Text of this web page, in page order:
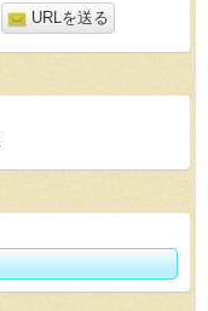
URLを送る